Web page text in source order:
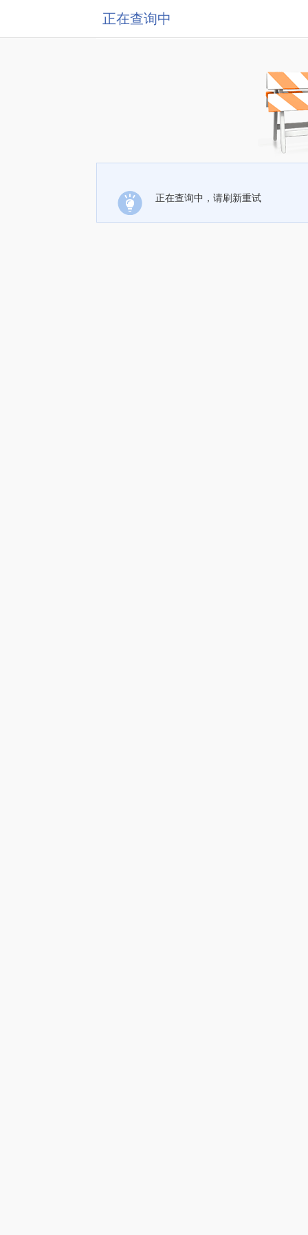
正在查询中
正在查询中，请刷新重试